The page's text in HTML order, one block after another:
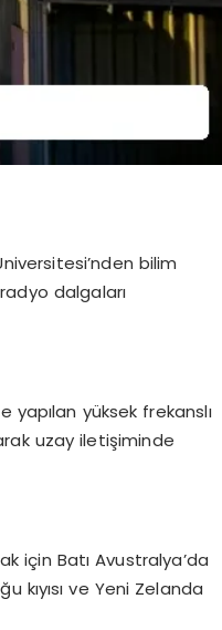
bilim
dalgaları
yapılan yüksek frekanslı
uzay iletişiminde
için Batı Avustralya’da
kıyısı ve Yeni Zelanda